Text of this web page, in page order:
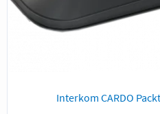
Interkom CARDO